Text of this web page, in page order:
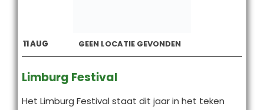
11AUG GEEN LOCATIE GEVONDEN
Limburg Festival
Het Limburg Festival staat dit jaar in het teken